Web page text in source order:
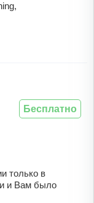
только в
и Вам было
Бесплатно